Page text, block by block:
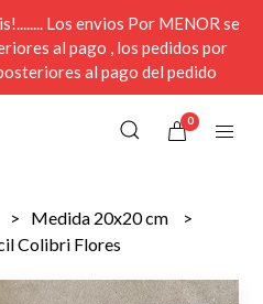
Los envios Por MENOR se
al pago , los pedidos por
al pago del pedido
0
Medida 20x20 cm
Colibri Flores